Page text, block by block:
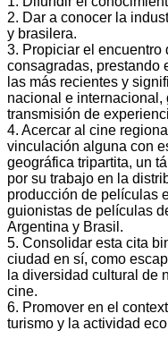
2. Dar a conocer la
y brasilera.
3. Propiciar el encuentro
consagradas, prestando
las más recientes y
nacional e internacional,
transmisión de
4. Acercar al cine
vinculación alguna con
geográfica tripartita, un
por su trabajo en la
producción de películas
guionistas de películas
Argentina y Brasil.
5. Consolidar esta cita
ciudad en sí, como
la diversidad cultural de
cine.
6. Promover en el
turismo y la actividad